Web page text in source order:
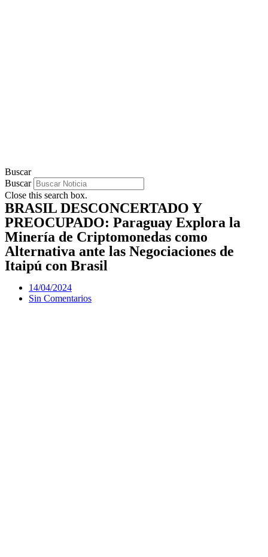
Buscar
Buscar
Close this search box.
BRASIL DESCONCERTADO Y
PREOCUPADO: Paraguay Explora la
Minería de Criptomonedas como
Alternativa ante las Negociaciones de
Itaipú con Brasil
14/04/2024
Sin Comentarios